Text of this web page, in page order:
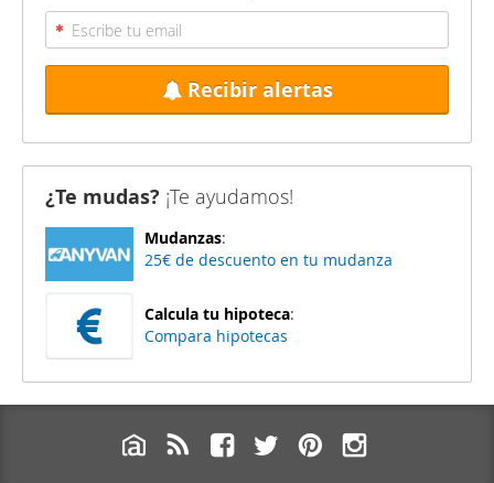
Recibir alertas
¿Te mudas? ¡Te ayudamos!
Mudanzas:
25€ de descuento en tu mudanza
Calcula tu hipoteca:
Compara hipotecas